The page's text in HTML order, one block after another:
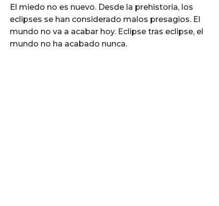
El miedo no es nuevo. Desde la prehistoria, los
eclipses se han considerado malos presagios. El
mundo no va a acabar hoy. Eclipse tras eclipse, el
mundo no ha acabado nunca.